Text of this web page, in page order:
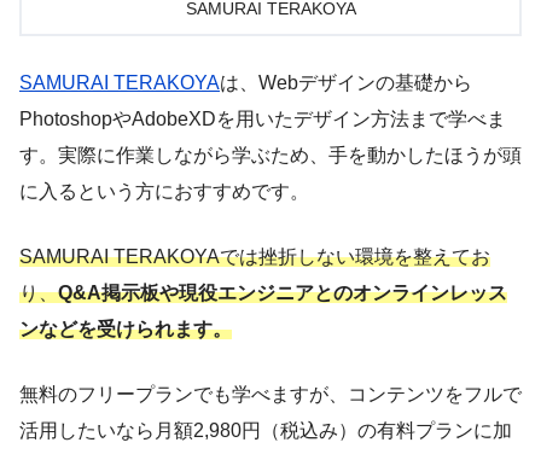
SAMURAI TERAKOYA
SAMURAI TERAKOYAは、Webデザインの基礎から
PhotoshopやAdobeXDを用いたデザイン方法まで学べま
す。実際に作業しながら学ぶため、手を動かしたほうが頭
に入るという方におすすめです。
SAMURAI TERAKOYAでは挫折しない環境を整えてお
り、Q&A掲示板や現役エンジニアとのオンラインレッス
ンなどを受けられます。
無料のフリープランでも学べますが、コンテンツをフルで
活用したいなら月額2,980円（税込み）の有料プランに加